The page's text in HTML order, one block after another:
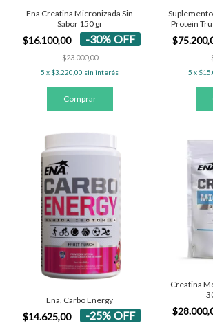
Ena Creatina Micronizada Sin
Sabor 150 gr
$16.100,00 -30%OFF
$23.000,00
5 x $3.220,00 sin interés
Protein
5 x
Ena, Carbo Energy
$14.625,00 -25%OFF
Creatina